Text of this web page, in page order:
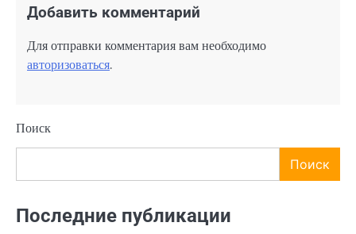
Добавить комментарий
Для отправки комментария вам необходимо
авторизоваться.
Поиск
Поиск
Последние публикации